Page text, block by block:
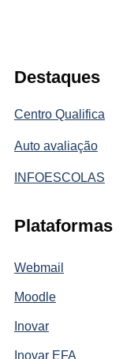
Destaques
Centro Qualifica
Auto avaliação
INFOESCOLAS
Plataformas
Webmail
Moodle
Inovar
Inovar EFA